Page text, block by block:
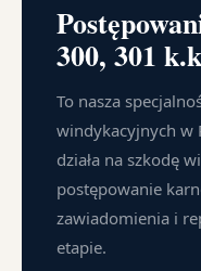
300, 301
To nasza
windykacyjnych w
działa na szkodę
postępowanie
zawiadomienia i
etapie.